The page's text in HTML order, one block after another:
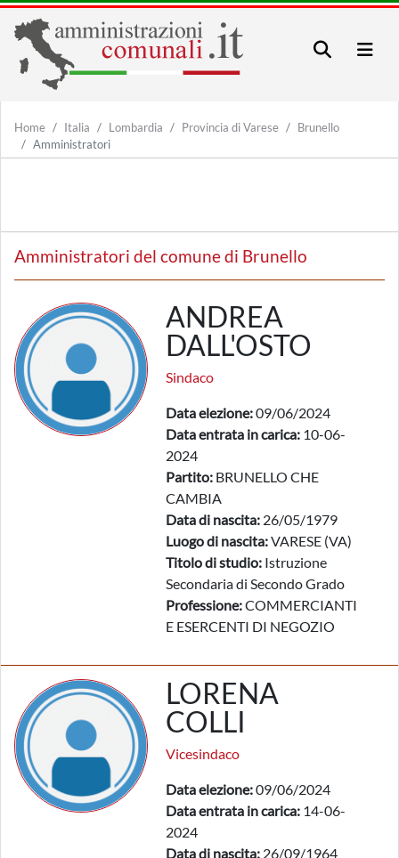
Home Italia Lombardia Provincia di Varese
Brunello
Amministratori
Amministratori del comune di Brunello
ANDREA
DALL'OSTO
Sindaco
Data elezione:09/06/2024
Data entrata in carica: 10-06-
2024
Partito: BRUNELLO CHE
CAMBIA
Data di nascita: 26/05/1979
Luogo di nascita:VARESE (VA)
Titolo di studio: Istruzione
Secondaria di Secondo Grado
Professione:COMMERCIANTI
E ESERCENTI DI NEGOZIO
LORENA
COLLI
Vicesindaco
Data elezione:09/06/2024
Data entrata in carica: 14-06-
2024
Data di nascita: 26/09/1964